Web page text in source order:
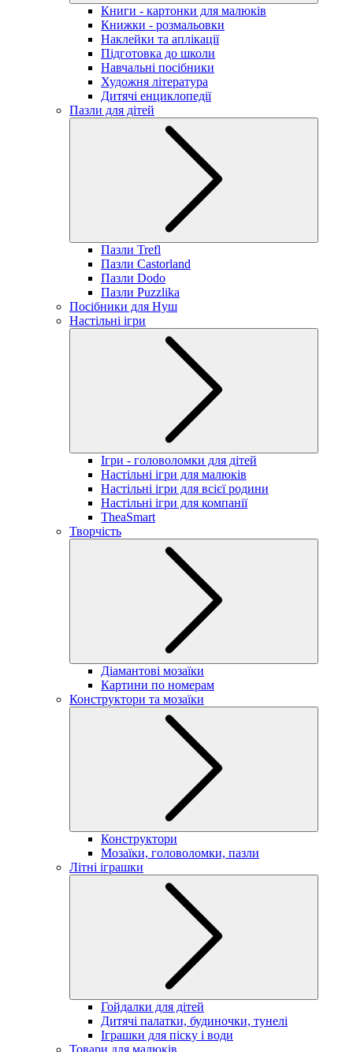
Книги - картонки для малюків
Книжки - розмальовки
Наклейки та аплікації
Підготовка до школи
Навчальні посібники
Художня література
Дитячі енциклопедії
Пазли для дітей
Пазли Trefl
Пазли Castorland
Пазли Dodo
Пазли Puzzlika
Посібники для Нуш
Настільні ігри
Ігри - головоломки для дітей
Настільні ігри для малюків
Настільні ігри для всієї родини
Настільні ігри для компанії
TheaSmart
Творчість
Діамантові мозаїки
Картини по номерам
Конструктори та мозаїки
Конструктори
Мозаїки, головоломки, пазли
Літні іграшки
Гойдалки для дітей
Дитячі палатки, будиночки, тунелі
Іграшки для піску і води
Товари для малюків